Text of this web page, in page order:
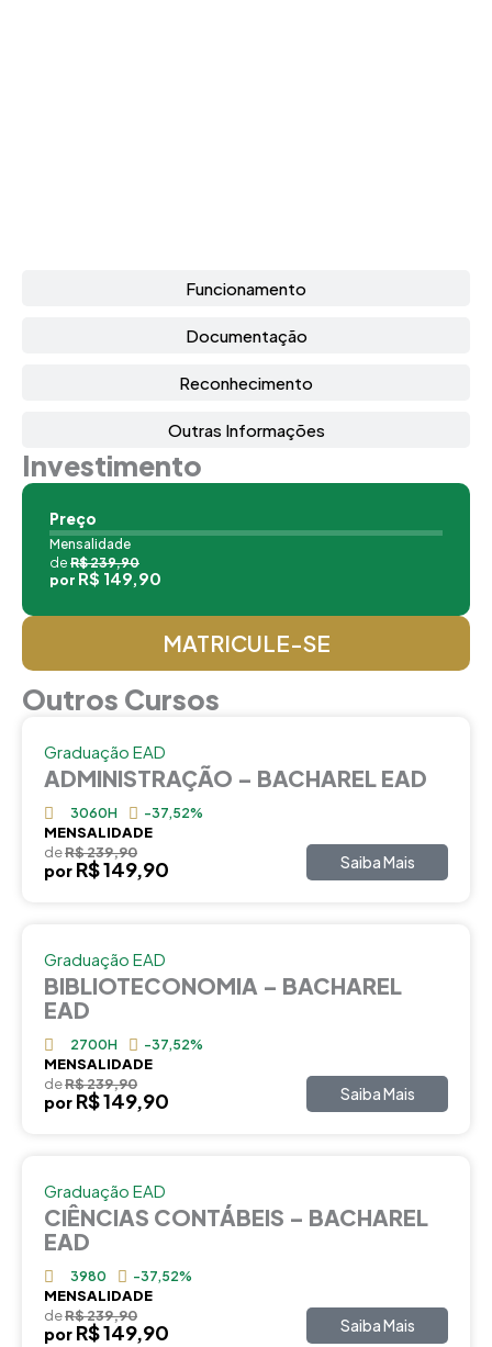
Funcionamento
Documentação
Reconhecimento
Outras Informações
Investimento
Preço
Mensalidade
de R$ 239,90
por R$ 149,90
MATRICULE-SE
Outros Cursos
Graduação EAD
ADMINISTRAÇÃO – BACHAREL EAD
3060H -37,52%
MENSALIDADE
deR$ 239,90
por R$ 149,90 Saiba Mais
Graduação EAD
BIBLIOTECONOMIA – BACHAREL
EAD
2700H -37,52%
MENSALIDADE
deR$ 239,90
por R$ 149,90 Saiba Mais
Graduação EAD
CIÊNCIAS CONTÁBEIS – BACHAREL
EAD
3980 -37,52%
MENSALIDADE
deR$ 239,90
por R$ 149,90 Saiba Mais